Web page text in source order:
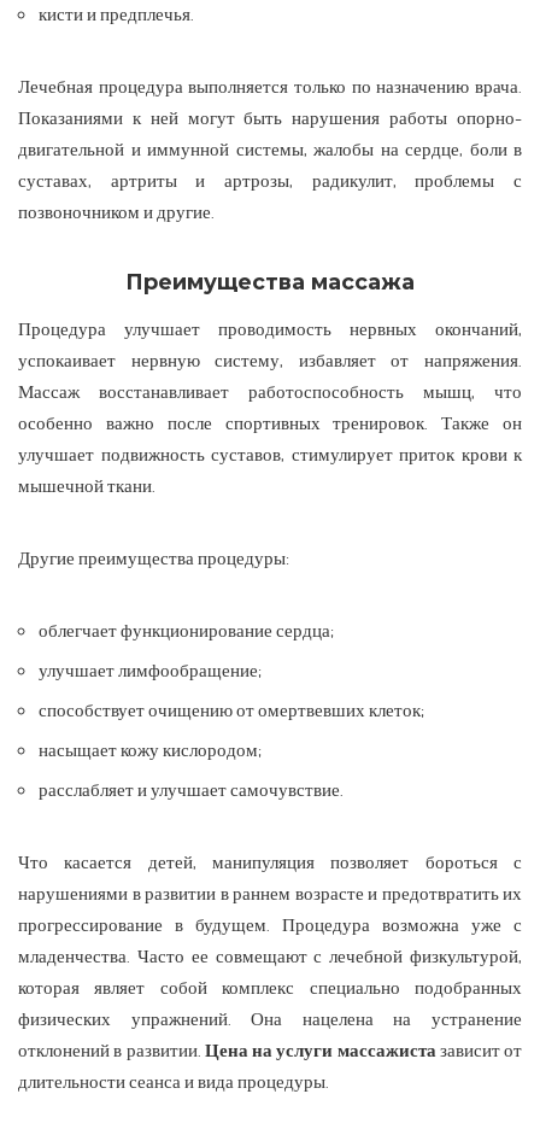
кисти и предплечья.
Лечебная процедура выполняется только по назначению врача.
Показаниями к ней могут быть нарушения работы опорно-
двигательной и иммунной системы, жалобы на сердце, боли в
суставах, артриты и артрозы, радикулит, проблемы с
позвоночником и другие.
Преимущества массажа
Процедура улучшает проводимость нервных окончаний,
успокаивает нервную систему, избавляет от напряжения.
Массаж восстанавливает работоспособность мышц, что
особенно важно после спортивных тренировок. Также он
улучшает подвижность суставов, стимулирует приток крови к
мышечной ткани.
Другие преимущества процедуры:
облегчает функционирование сердца;
улучшает лимфообращение;
способствует очищению от омертвевших клеток;
насыщает кожу кислородом;
расслабляет и улучшает самочувствие.
Что касается детей, манипуляция позволяет бороться с
нарушениями в развитии в раннем возрасте и предотвратить их
прогрессирование в будущем. Процедура возможна уже с
младенчества. Часто ее совмещают с лечебной физкультурой,
которая являет собой комплекс специально подобранных
физических упражнений. Она нацелена на устранение
отклонений в развитии. Цена на услуги массажистазависит от
длительности сеанса и вида процедуры.